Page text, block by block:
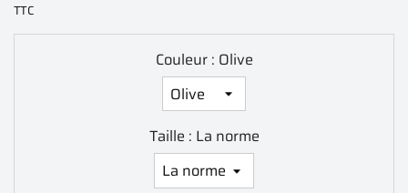
TTC
Couleur : Olive
Taille : La norme